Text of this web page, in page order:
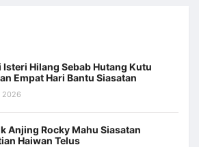
Isteri Hilang Sebab Hutang Kutu
Empat Hari Bantu Siasatan
2026
Anjing Rocky Mahu Siasatan
Haiwan Telus